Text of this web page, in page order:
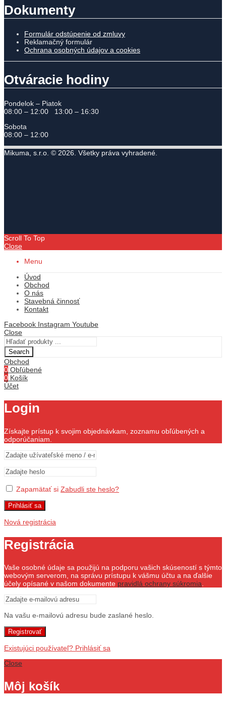
Dokumenty
Formulár odstúpenie od zmluvy
Reklamačný formulár
Ochrana osobných údajov a cookies
Otváracie hodiny
Pondelok – Piatok
08:00 – 12:00 13:00 – 16:30
Sobota
08:00 – 12:00
Mikuma, s.r.o. © 2026. Všetky práva vyhradené.
Scroll To Top
Close
Menu
Úvod
Obchod
O nás
Stavebná činnosť
Kontakt
Facebook Instagram Youtube
Close
Search
Obchod
0 Obľúbené
0 Košík
Účet
Login
Získajte prístup k svojim objednávkam, zoznamu obľúbených a
odporúčaniam.
Zapamätať si Zabudli ste heslo?
Prihlásiť sa
Nová registrácia
Registrácia
Vaše osobné údaje sa použijú na podporu vašich skúseností s týmto
webovým serverom, na správu prístupu k vášmu účtu a na ďalšie
účely opísané v našom dokumente pravidlá ochrany súkromia
Na vašu e-mailovú adresu bude zaslané heslo.
Registrovať
Existujúci používateľ? Prihlásiť sa
Close
Môj košík